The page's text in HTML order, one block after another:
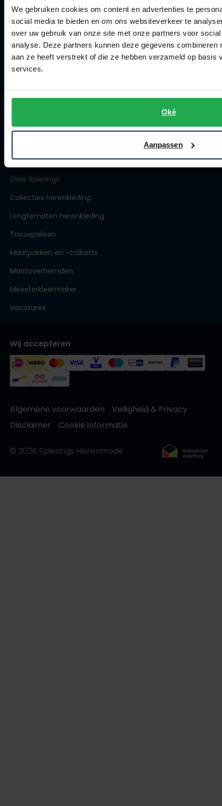
We gebruiken cookies om content en advertenties te
social media te bieden en om ons websiteverkeer te
over uw gebruik van onze site met onze partners voor
analyse. Deze partners kunnen deze gegevens combineren
aan ze heeft verstrekt of die ze hebben verzameld op basis
services.
Oké
Aanpassen
Actievoorwaarden
Artikelonderhoud
Winkel
Contact webshop
Spierings Herenmode
Over Spierings
Collecties herenkleding
Lengtematen herenkleding
Trouwpakken
Maatpakken en -colberts
Maatoverhemden
Meesterkleermaker
Vacatures
Wij accepteren
Algemene voorwaarden
Veiligheid & Privacy
Disclaimer
Cookie informatie
© 2026 Spierings Herenmode